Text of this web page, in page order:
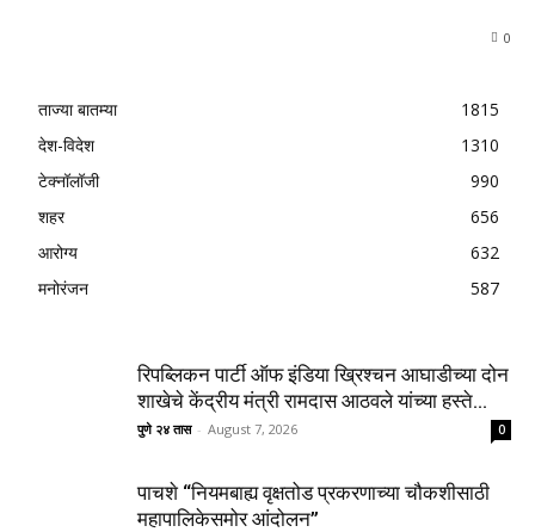
0
ताज्या बातम्या
1815
देश-विदेश
1310
टेक्नॉलॉजी
990
शहर
656
आरोग्य
632
मनोरंजन
587
रिपब्लिकन पार्टी ऑफ इंडिया ख्रिश्चन आघाडीच्या दोन
शाखेचे केंद्रीय मंत्री रामदास आठवले यांच्या हस्ते...
पुणे २४ तास - August 7, 2026 0
पाचशे “नियमबाह्य वृक्षतोड प्रकरणाच्या चौकशीसाठी
महापालिकेसमोर आंदोलन”